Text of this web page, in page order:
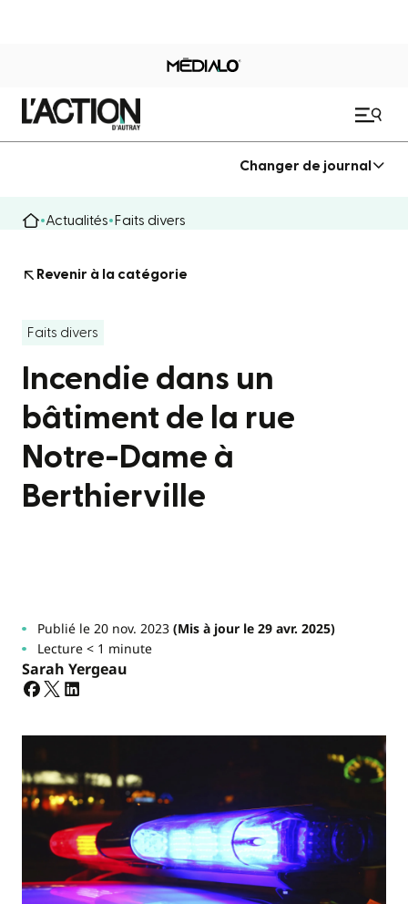
Changer de journal
Actualités Faits divers
Revenir à la catégorie
Faits divers
Incendie dans un
bâtiment de la rue
Notre-Dame à
Berthierville
Publié le 20 nov. 2023(Mis à jour le 29 avr. 2025)
Lecture < 1 minute
Sarah Yergeau